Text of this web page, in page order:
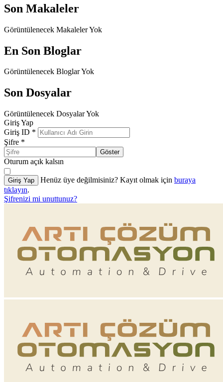
Son Makaleler
Görüntülenecek Makaleler Yok
En Son Bloglar
Görüntülenecek Bloglar Yok
Son Dosyalar
Görüntülenecek Dosyalar Yok
Giriş Yap
Giriş ID *
Şifre *
Göster
Oturum açık kalsın
Giriş Yap Henüz üye değilmisiniz? Kayıt olmak için buraya
tıklayın.
Şifrenizi mi unuttunuz?